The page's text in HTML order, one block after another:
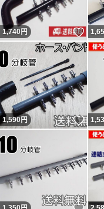
不当評価扱いです。
評価に悪いがありま
たり）です。気にな
い。 『汚い』と即悪
アーストーンが10個
茶色がかっていて破
た）との事ですが輸
ーンの砂は多少とれ
業者か私が対応とな
問題と思います。本
の評価依頼について
1,740円 い
1,590円 いい